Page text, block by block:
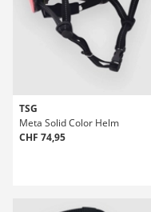
TSG
Meta Solid Color Helm
CHF 74,95